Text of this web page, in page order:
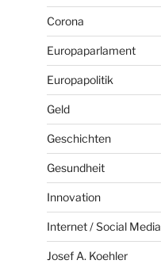
Corona
Europaparlament
Europapolitik
Geld
Geschichten
Gesundheit
Innovation
Internet / Social Media
Josef A. Koehler